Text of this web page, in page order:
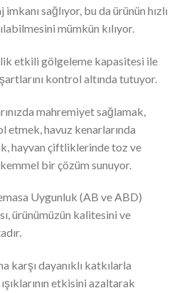
sağlıyor, bu da ürünün hızlı
mümkün kılıyor.
etkili gölgeleme kapasitesi ile
kontrol altında tutuyor.
mahremiyet sağlamak,
havuz kenarlarında
hayvan çiftliklerinde toz ve
bir çözüm sunuyor.
Uygunluk (AB ve ABD)
ürünümüzün kalitesini ve
karşı dayanıklı katkılarla
etkisini azaltarak